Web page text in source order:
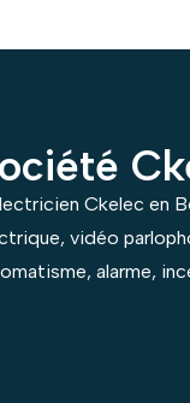
Ckelec en
vidéo
alarme,